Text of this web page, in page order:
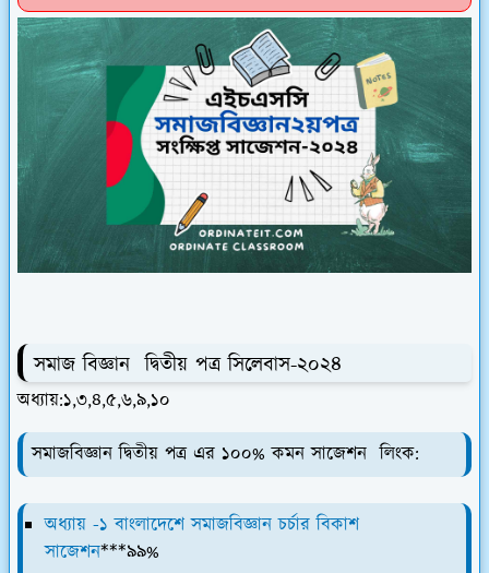
সমাজ বিজ্ঞান দ্বিতীয় পত্র সিলেবাস-২০২৪
অধ্যায়:১,৩,৪,৫,৬,৯,১০
সমাজবিজ্ঞান দ্বিতীয় পত্র এর ১০০% কমন সাজেশন লিংক:
অধ্যায় -১ বাংলাদেশে সমাজবিজ্ঞান চর্চার বিকাশ
সাজেশন***৯৯%